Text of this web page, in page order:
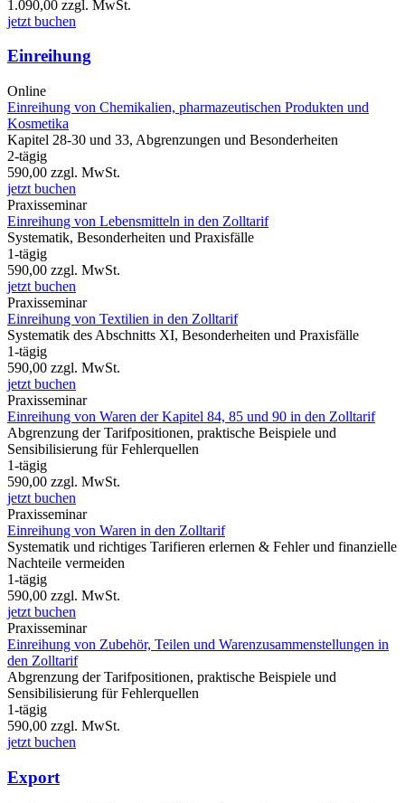
1.090,00 zzgl. MwSt.
jetzt buchen
Einreihung
Online
Einreihung von Chemikalien, pharmazeutischen Produkten und
Kosmetika
Kapitel 28-30 und 33, Abgrenzungen und Besonderheiten
2-tägig
590,00 zzgl. MwSt.
jetzt buchen
Praxisseminar
Einreihung von Lebensmitteln in den Zolltarif
Systematik, Besonderheiten und Praxisfälle
1-tägig
590,00 zzgl. MwSt.
jetzt buchen
Praxisseminar
Einreihung von Textilien in den Zolltarif
Systematik des Abschnitts XI, Besonderheiten und Praxisfälle
1-tägig
590,00 zzgl. MwSt.
jetzt buchen
Praxisseminar
Einreihung von Waren der Kapitel 84, 85 und 90 in den Zolltarif
Abgrenzung der Tarifpositionen, praktische Beispiele und
Sensibilisierung für Fehlerquellen
1-tägig
590,00 zzgl. MwSt.
jetzt buchen
Praxisseminar
Einreihung von Waren in den Zolltarif
Systematik und richtiges Tarifieren erlernen & Fehler und finanzielle
Nachteile vermeiden
1-tägig
590,00 zzgl. MwSt.
jetzt buchen
Praxisseminar
Einreihung von Zubehör, Teilen und Warenzusammenstellungen in
den Zolltarif
Abgrenzung der Tarifpositionen, praktische Beispiele und
Sensibilisierung für Fehlerquellen
1-tägig
590,00 zzgl. MwSt.
jetzt buchen
Export